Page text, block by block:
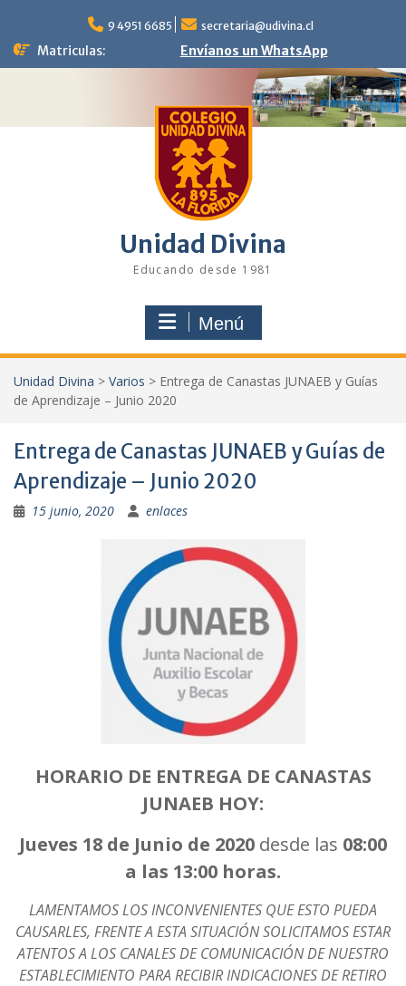
contenido
9 4951 6685 secretaria@udivina.cl
Matriculas: Envíanos un WhatsApp
Unidad Divina
Educando desde 1981
Menú
Unidad Divina > Varios > Entrega de Canastas JUNAEB y Guías
de Aprendizaje – Junio 2020
Entrega de Canastas JUNAEB y Guías de
Aprendizaje – Junio 2020
15 junio, 2020 enlaces
HORARIO DE ENTREGA DE CANASTAS
JUNAEB HOY:
Jueves 18 de Junio de 2020 desde las 08:00
a las 13:00 horas.
LAMENTAMOS LOS INCONVENIENTES QUE ESTO PUEDA
CAUSARLES, FRENTE A ESTA SITUACIÓN SOLICITAMOS ESTAR
ATENTOS A LOS CANALES DE COMUNICACIÓN DE NUESTRO
ESTABLECIMIENTO PARA RECIBIR INDICACIONES DE RETIRO